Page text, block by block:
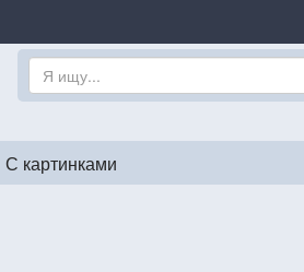
С картинками